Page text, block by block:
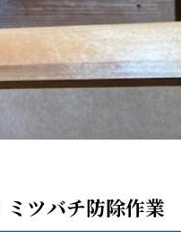
ツバチ防除作業